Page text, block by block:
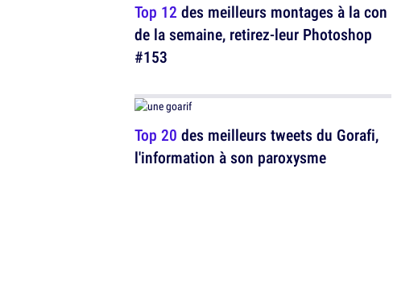
Top 12 des meilleurs montages à la con
de la semaine, retirez-leur Photoshop
#153
Top 20 des meilleurs tweets du Gorafi,
l'information à son paroxysme